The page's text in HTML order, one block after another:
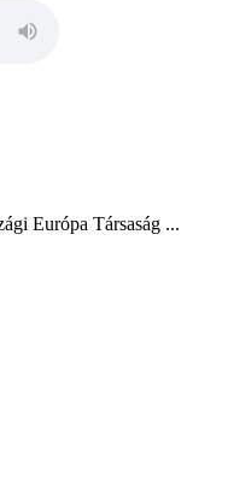
Európa Társaság ...